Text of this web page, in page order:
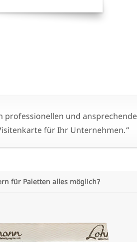
professionellen und
für Ihr Unternehmen.“
für Paletten alles möglich?